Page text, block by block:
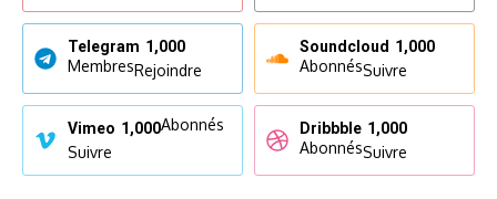
Telegram 1,000
MembresRejoindre
Soundcloud 1,000
AbonnésSuivre
Vimeo 1,000Abonnés
Suivre
Dribbble 1,000
AbonnésSuivre